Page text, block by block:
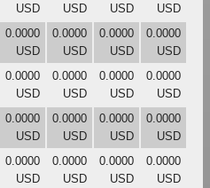
USD
USD
USD
USD
0.0000
USD
0.0000
USD
0.0000
USD
0.0000
USD
0.0000
USD
0.0000
USD
0.0000
USD
0.0000
USD
0.0000
USD
0.0000
USD
0.0000
USD
0.0000
USD
0.0000
USD
0.0000
USD
0.0000
USD
0.0000
USD